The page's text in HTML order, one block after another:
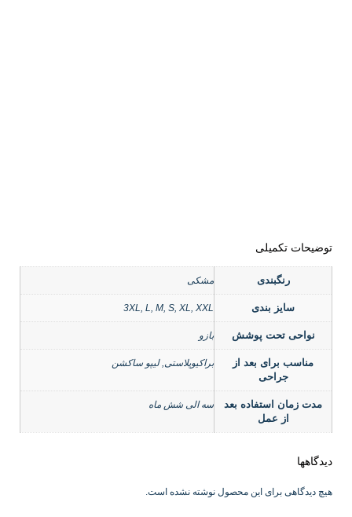
توضیحات تکمیلی
رنگبندی مشکی
سایز بندی 3XL, L, M, S, XL, XXL
نواحی تحت پوشش بازو
مناسب برای بعد از
جراحی
براکیوپلاستی, لیپو ساکشن
مدت زمان استفاده بعد
از عمل
سه الی شش ماه
دیدگاهها
هیچ دیدگاهی برای این محصول نوشته نشده است.